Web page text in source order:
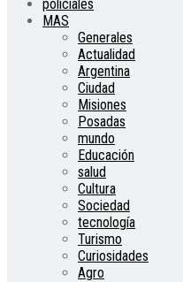
policiales
MAS
Generales
Actualidad
Argentina
Ciudad
Misiones
Posadas
mundo
Educación
salud
Cultura
Sociedad
tecnología
Turismo
Curiosidades
Agro